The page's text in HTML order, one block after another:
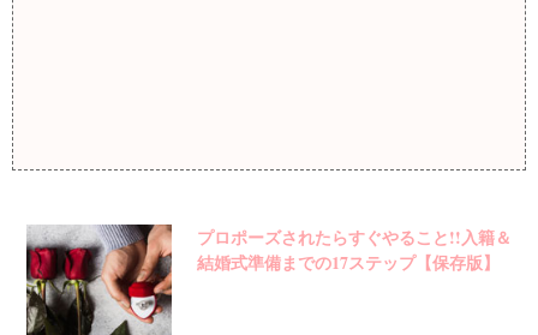
プロポーズされたらすぐやること!!入籍＆
結婚式準備までの17ステップ【保存版】